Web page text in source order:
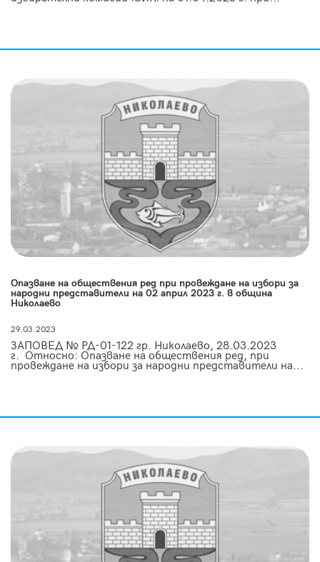
Опазване на обществения ред при провеждане на избори за
народни представители на 02 април 2023 г. в община
Николаево
29.03.2023
ЗАПОВЕД № РД-01-122 гр. Николаево, 28.03.2023
г. Относно: Опазване на обществения ред, при
провеждане на избори за народни представители на...